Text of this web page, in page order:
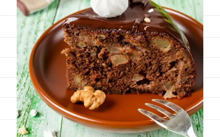
Viandes
Pratique
Mesures conversions
Lexique des différents termes de cuisine
Service du vin
Contact
Mes livres